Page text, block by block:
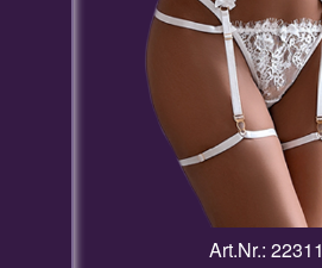
Art.Nr.: 22311